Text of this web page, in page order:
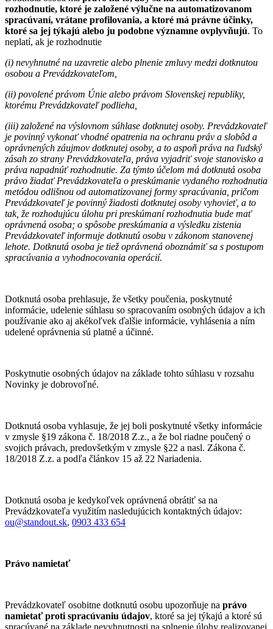
rozhodnutie, ktoré je založené výlučne na automatizovanom
spracúvaní, vrátane profilovania, a ktoré má právne účinky,
ktoré sa jej týkajú alebo ju podobne významne ovplyvňujú. To
neplatí, ak je rozhodnutie
(i) nevyhnutné na uzavretie alebo plnenie zmluvy medzi dotknutou
osobou a Prevádzkovateľom,
(ii) povolené právom Únie alebo právom Slovenskej republiky,
ktorému Prevádzkovateľ podlieha,
(iii) založené na výslovnom súhlase dotknutej osoby. Prevádzkovateľ
je povinný vykonať vhodné opatrenia na ochranu práv a slobôd a
oprávnených záujmov dotknutej osoby, a to aspoň práva na ľudský
zásah zo strany Prevádzkovateľa, práva vyjadriť svoje stanovisko a
práva napadnúť rozhodnutie. Za týmto účelom má dotknutá osoba
právo žiadať Prevádzkovateľa o preskúmanie vydaného rozhodnutia
metódou odlišnou od automatizovanej formy spracúvania, pričom
Prevádzkovateľ je povinný žiadosti dotknutej osoby vyhovieť, a to
tak, že rozhodujúcu úlohu pri preskúmaní rozhodnutia bude mať
oprávnená osoba; o spôsobe preskúmania a výsledku zistenia
Prevádzkovateľ informuje dotknutú osobu v zákonom stanovenej
lehote. Dotknutá osoba je tiež oprávnená oboznámiť sa s postupom
spracúvania a vyhodnocovania operácií.
Dotknutá osoba prehlasuje, že všetky poučenia, poskytnuté
informácie, udelenie súhlasu so spracovaním osobných údajov a ich
používanie ako aj akékoľvek ďalšie informácie, vyhlásenia a ním
udelené oprávnenia sú platné a účinné.
Poskytnutie osobných údajov na základe tohto súhlasu v rozsahu
Novinky je dobrovoľné.
Dotknutá osoba vyhlasuje, že jej boli poskytnuté všetky informácie
v zmysle §19 zákona č. 18/2018 Z.z., a že bol riadne poučený o
svojich právach, predovšetkým v zmysle §22 a nasl. Zákona č.
18/2018 Z.z. a podľa článkov 15 až 22 Nariadenia.
Dotknutá osoba je kedykoľvek oprávnená obrátiť sa na
Prevádzkovateľa využitím nasledujúcich kontaktných údajov:
ou@standout.sk, 0903 433 654
Právo namietať
Prevádzkovateľ osobitne dotknutú osobu upozorňuje na právo
namietať proti spracúvaniu údajov, ktoré sa jej týkajú a ktoré sú